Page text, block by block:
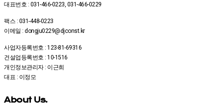
대표번호 : 031-466-0223, 031-466-0229
팩스 : 031-448-0223
이메일 : dongju0229@djconst.kr
사업자등록번호 : 123-81-69316
건설업등록번호 : 10-1516
개인정보관리자 : 이근희
대표 : 이정모
About Us.